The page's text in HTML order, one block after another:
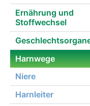
Ernährung und
Stoffwechsel
Harnwege
Niere
Harnleiter